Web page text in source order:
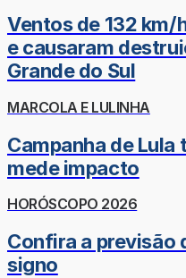
Ventos de 132
e causaram
Grande do Sul
MARCOLA E LULINHA
Campanha de Lula
mede impacto
HORÓSCOPO 2026
Confira a previsão
signo